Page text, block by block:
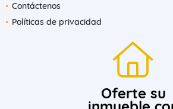
Contáctenos
Políticas de privacidad
Oferte su